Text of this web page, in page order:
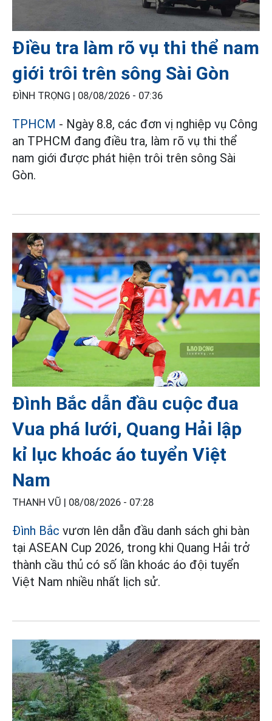
Điều tra làm rõ vụ thi thể nam
giới trôi trên sông Sài Gòn
ĐÌNH TRỌNG | 08/08/2026 - 07:36
TPHCM - Ngày 8.8, các đơn vị nghiệp vụ Công
an TPHCM đang điều tra, làm rõ vụ thi thể
nam giới được phát hiện trôi trên sông Sài
Gòn.
Đình Bắc dẫn đầu cuộc đua
Vua phá lưới, Quang Hải lập
kỉ lục khoác áo tuyển Việt
Nam
THANH VŨ | 08/08/2026 - 07:28
Đình Bắc vươn lên dẫn đầu danh sách ghi bàn
tại ASEAN Cup 2026, trong khi Quang Hải trở
thành cầu thủ có số lần khoác áo đội tuyển
Việt Nam nhiều nhất lịch sử.